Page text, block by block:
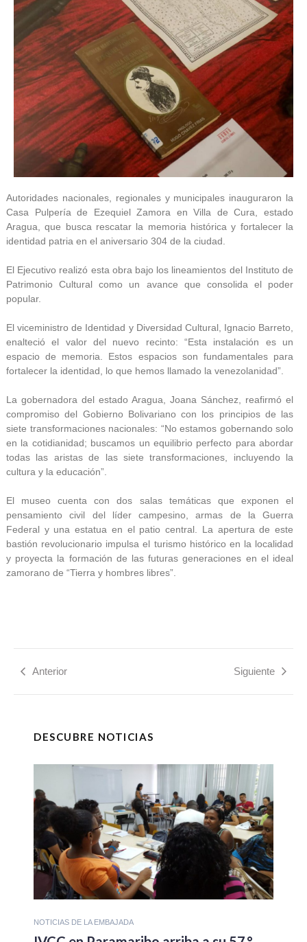
Autoridades nacionales, regionales y municipales inauguraron la
Casa Pulpería de Ezequiel Zamora en Villa de Cura, estado
Aragua, que busca rescatar la memoria histórica y fortalecer la
identidad patria en el aniversario 304 de la ciudad.
El Ejecutivo realizó esta obra bajo los lineamientos del Instituto de
Patrimonio Cultural como un avance que consolida el poder
popular.
El viceministro de Identidad y Diversidad Cultural, Ignacio Barreto,
enalteció el valor del nuevo recinto: “Esta instalación es un
espacio de memoria. Estos espacios son fundamentales para
fortalecer la identidad, lo que hemos llamado la venezolanidad”.
La gobernadora del estado Aragua, Joana Sánchez, reafirmó el
compromiso del Gobierno Bolivariano con los principios de las
siete transformaciones nacionales: “No estamos gobernando solo
en la cotidianidad; buscamos un equilibrio perfecto para abordar
todas las aristas de las siete transformaciones, incluyendo la
cultura y la educación”.
El museo cuenta con dos salas temáticas que exponen el
pensamiento civil del líder campesino, armas de la Guerra
Federal y una estatua en el patio central. La apertura de este
bastión revolucionario impulsa el turismo histórico en la localidad
y proyecta la formación de las futuras generaciones en el ideal
zamorano de “Tierra y hombres libres”.
Anterior Siguiente
DESCUBRE NOTICIAS
NOTICIAS DE LA EMBAJADA